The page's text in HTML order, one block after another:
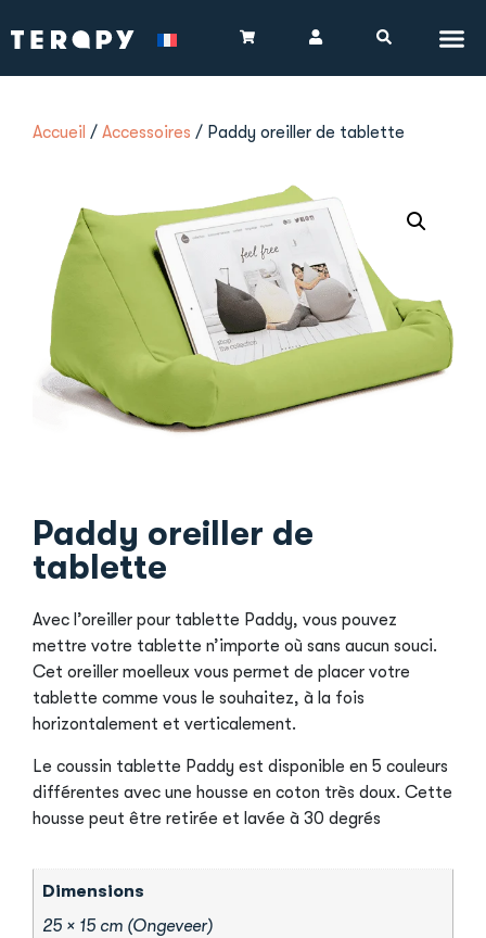
Accueil / Accessoires / Paddy oreiller de tablette
Paddy oreiller de
tablette
Avec l’oreiller pour tablette Paddy, vous pouvez
mettre votre tablette n’importe où sans aucun souci.
Cet oreiller moelleux vous permet de placer votre
tablette comme vous le souhaitez, à la fois
horizontalement et verticalement.
Le coussin tablette Paddy est disponible en 5 couleurs
différentes avec une housse en coton très doux. Cette
housse peut être retirée et lavée à 30 degrés
Dimensions
25 × 15 cm (Ongeveer)